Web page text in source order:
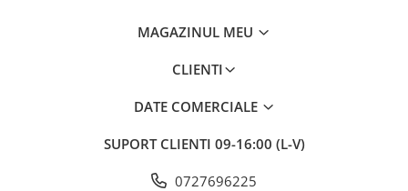
MAGAZINUL MEU
CLIENTI
DATE COMERCIALE
SUPORT CLIENTI 09-16:00 (L-V)
0727696225